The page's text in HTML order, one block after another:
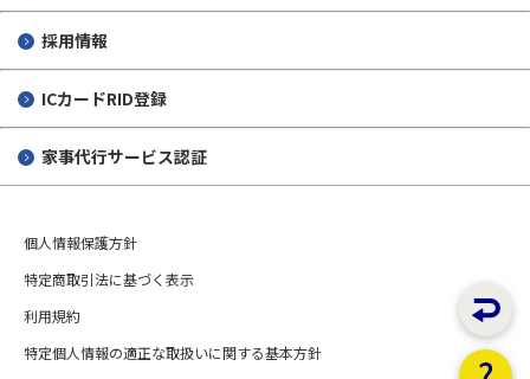
採用情報
ICカードRID登録
家事代行サービス認証
個人情報保護方針
特定商取引法に基づく表示
利用規約
特定個人情報の適正な取扱いに関する基本方針